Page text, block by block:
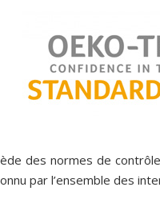
des normes de
par l’ensemble des